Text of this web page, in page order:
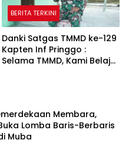
BERITA TERKINI
Danki Satgas TMMD ke-129
Kapten Inf Pringgo :
Selama TMMD, Kami Belajar
Membara,
Lomba Baris-Berbaris
Muba